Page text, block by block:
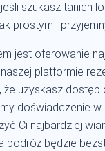
szukasz tanich
prostym i
jest oferowanie
platformie
że uzyskasz
doświadczenie
Ci najbardziej
podróż będzie